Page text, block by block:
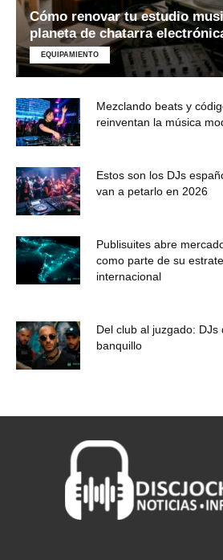
Cómo renovar tu estudio
planeta de chatarra
EQUIPAMIENTO
Mezclando beats y
reinventan la música
Estos son los DJs
van a petarlo en 2026
Publisuites abre
como parte de su
internacional
Del club al juzgado:
banquillo